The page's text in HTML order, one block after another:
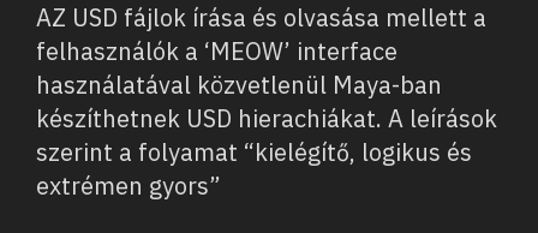
AZ USD fájlok írása és olvasása mellett a
felhasználók a ‘MEOW’ interface
használatával közvetlenül Maya-ban
készíthetnek USD hierachiákat. A leírások
szerint a folyamat “kielégítő, logikus és
extrémen gyors”